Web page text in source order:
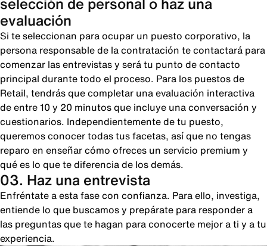
evaluación
Si te seleccionan para ocupar un puesto corporativo, la
persona responsable de la contratación te contactará para
comenzar las entrevistas y será tu punto de contacto
principal durante todo el proceso. Para los puestos de
Retail, tendrás que completar una evaluación interactiva
de entre 10 y 20 minutos que incluye una conversación y
cuestionarios. Independientemente de tu puesto,
queremos conocer todas tus facetas, así que no tengas
reparo en enseñar cómo ofreces un servicio premium y
qué es lo que te diferencia de los demás.
03. Haz una entrevista
Enfréntate a esta fase con confianza. Para ello, investiga,
entiende lo que buscamos y prepárate para responder a
las preguntas que te hagan para conocerte mejor a ti y a tu
experiencia.